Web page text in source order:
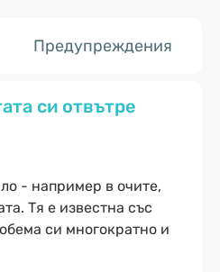
Предупреждения
си отвътре
- например в очите,
Тя е известна със
си многократно и